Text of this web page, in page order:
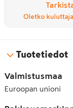
Oletko
Tuotetiedot
Valmistusmaa
Euroopan unioni